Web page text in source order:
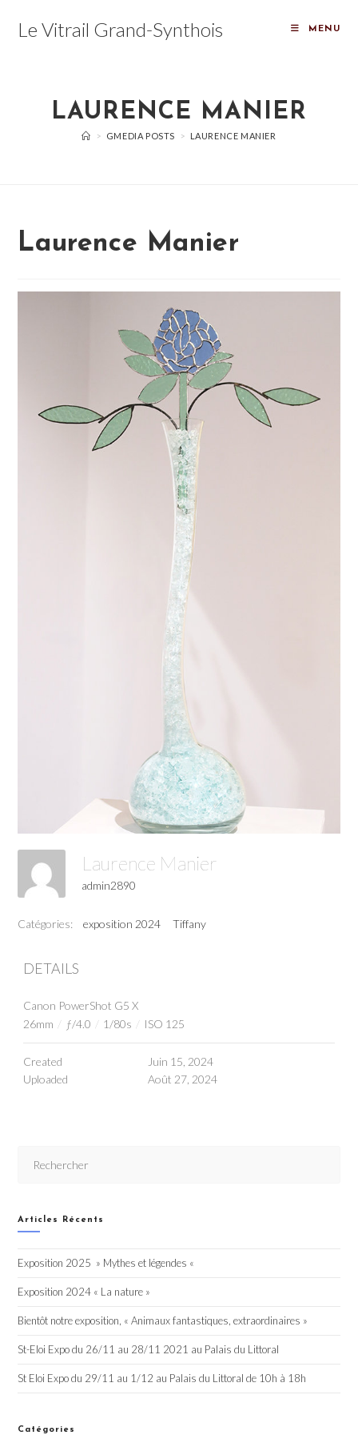
Le Vitrail Grand-Synthois MENU
LAURENCE MANIER
> GMEDIA POSTS > LAURENCE MANIER
Laurence Manier
Laurence Manier
admin2890
Catégories: exposition 2024 Tiffany
DETAILS
Canon PowerShot G5 X
26mm / ƒ/4.0 / 1/80s / ISO 125
Created
Juin 15, 2024
Uploaded
Août 27, 2024
Articles Récents
Exposition 2025 » Mythes et légendes «
Exposition 2024 « La nature »
Bientôt notre exposition, « Animaux fantastiques, extraordinaires »
St-Eloi Expo du 26/11 au 28/11 2021 au Palais du Littoral
St Eloi Expo du 29/11 au 1/12 au Palais du Littoral de 10h à 18h
Catégories